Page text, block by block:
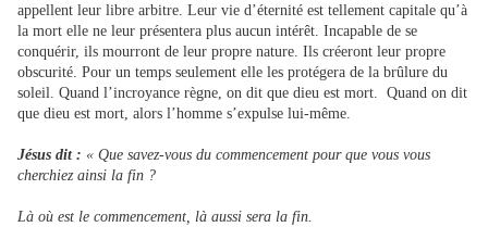
appellent leur libre arbitre. Leur vie d’éternité est tellement capitale qu’à
la mort elle ne leur présentera plus aucun intérêt. Incapable de se
conquérir, ils mourront de leur propre nature. Ils créeront leur propre
obscurité. Pour un temps seulement elle les protégera de la brûlure du
soleil. Quand l’incroyance règne, on dit que dieu est mort. Quand on dit
que dieu est mort, alors l’homme s’expulse lui-même.
Jésus dit : « Que savez-vous du commencement pour que vous vous
cherchiez ainsi la fin ?
Là où est le commencement, là aussi sera la fin.